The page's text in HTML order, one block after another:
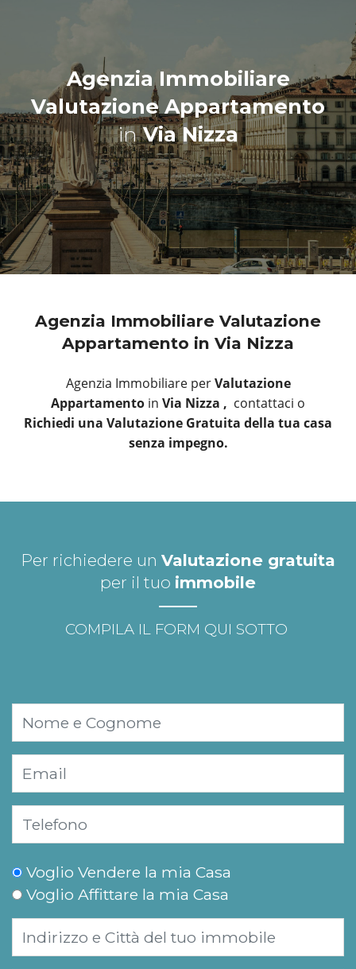
Agenzia Immobiliare
Valutazione Appartamento
inVia Nizza
Agenzia Immobiliare Valutazione
Appartamento in Via Nizza
Agenzia Immobiliare perValutazione
Appartamento in Via Nizza , contattaci o
Richiedi una Valutazione Gratuita della tua casa
senza impegno.
Per richiedere un Valutazione gratuita
per il tuo immobile
COMPILA IL FORM QUI SOTTO
Voglio Vendere la mia Casa
Voglio Affittare la mia Casa